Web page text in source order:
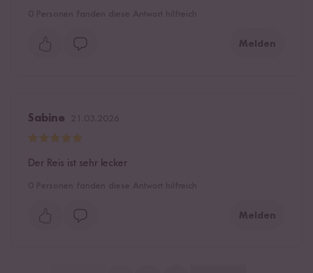
Melden
Sabine
Der Reis ist sehr lecker
Melden